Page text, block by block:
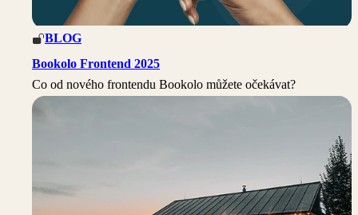
BLOG
Bookolo Frontend 2025
Co od nového frontendu Bookolo můžete očekávat?